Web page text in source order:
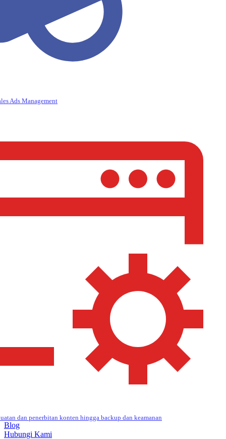
Ads Management
dan penerbitan konten hingga backup dan keamanan
Blog
Hubungi Kami